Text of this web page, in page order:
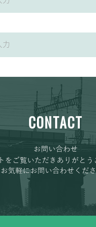
CONTACT
お問い合わせ
をご覧いただきありがとう
お気軽にお問い合わせくださ